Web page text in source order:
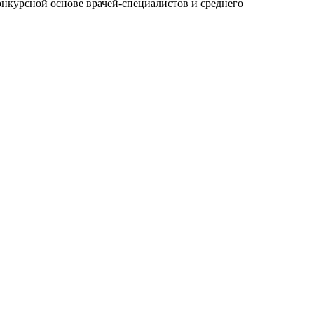
основе врачей-специалистов и среднего